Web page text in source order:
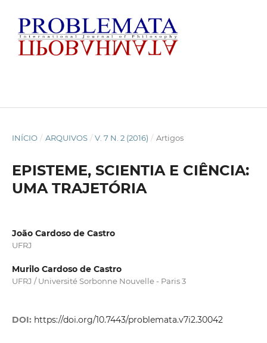
INÍCIO / ARQUIVOS / V. 7 N. 2 (2016) / Artigos
EPISTEME, SCIENTIA E CIÊNCIA:
UMA TRAJETÓRIA
João Cardoso de Castro
UFRJ
Murilo Cardoso de Castro
UFRJ / Université Sorbonne Nouvelle - Paris 3
DOI: https://doi.org/10.7443/problemata.v7i2.30042